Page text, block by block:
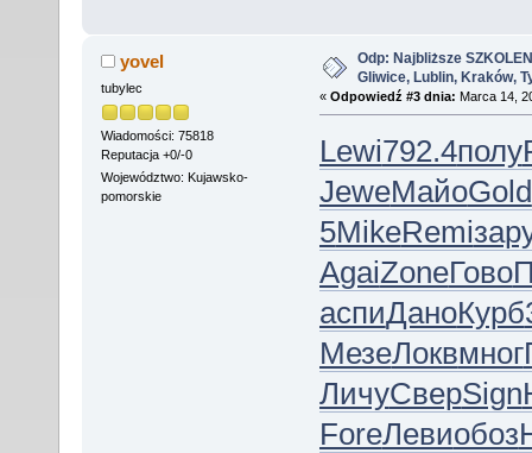
yovel
tubylec
Wiadomości: 75818
Reputacja +0/-0
Województwo: Kujawsko-
pomorskie
Odp: Najbliższe
Gliwice, Lublin, Kraków,
« Odpowiedź #3 dnia: Marca 14,
Lewi792.4полу
JeweМайоGold
5MikeRemi
AgaiZoneГово
аспиДаноКурб
МезеЛоквмног
ЛичуСверSign
ForeЛевиобоз